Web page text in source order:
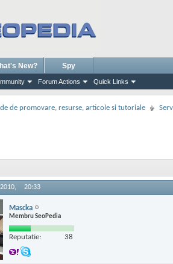
Forum Actions Quick Links
New? Spy
de promovare, resurse, articole si tutoriale
20:33
Mascka
Membru SeoPedia
Reputatie: 38